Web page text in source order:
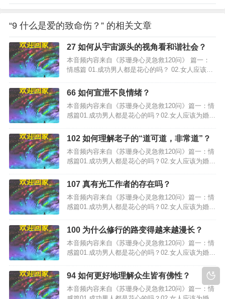
“9 什么是爱的致命伤？” 的相关文章
27 如何从宇宙源头的视角看和谐社会？
本音频内容来自《苏珊身心灵急救120问》 篇一：
情感篇 01.成功男人都是花心的吗？ 02.女人应该为
66 如何宣泄不良情绪？
本音频内容来自《苏珊身心灵急救120问》篇一：情
感篇01.成功男人都是花心的吗？02.女人应该为婚姻
102 如何理解老子的“道可道，非常道”？
本音频内容来自《苏珊身心灵急救120问》篇一：情
感篇01.成功男人都是花心的吗？02.女人应该为婚姻
107 真有光工作者的存在吗？
本音频内容来自《苏珊身心灵急救120问》篇一：情
感篇01.成功男人都是花心的吗？02.女人应该为婚姻
100 为什么修行的路变得越来越漫长？
本音频内容来自《苏珊身心灵急救120问》篇一：情
感篇01.成功男人都是花心的吗？02.女人应该为婚姻
94 如何更好地理解众生皆有佛性？
本音频内容来自《苏珊身心灵急救120问》篇一：情